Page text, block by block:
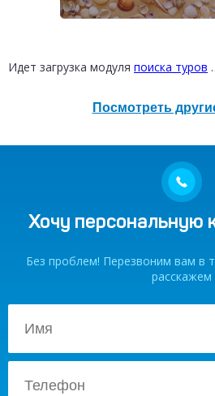
Идет загрузка модуля поиска туров
Посмотреть
Хочу персональную
Без проблем! Перезвоним вам в
расскажем